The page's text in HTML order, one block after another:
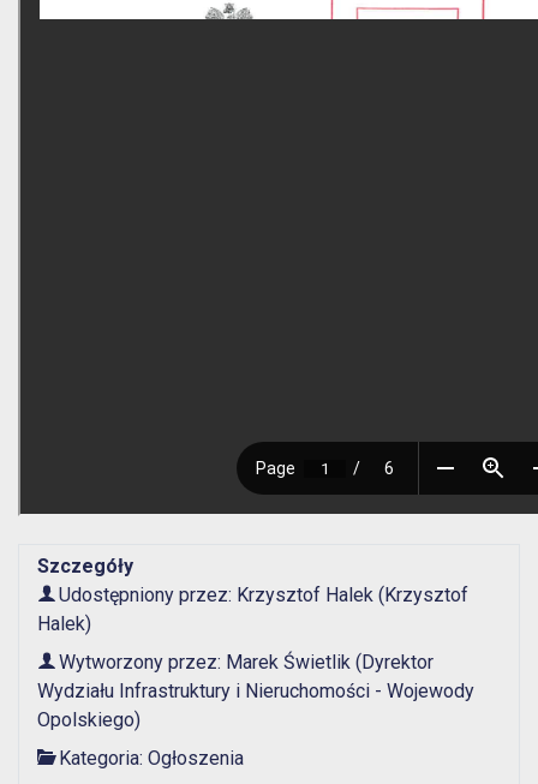
Szczegóły
Udostępniony przez: Krzysztof Halek (Krzysztof
Halek)
Wytworzony przez: Marek Świetlik (Dyrektor
Wydziału Infrastruktury i Nieruchomości - Wojewody
Opolskiego)
Kategoria: Ogłoszenia